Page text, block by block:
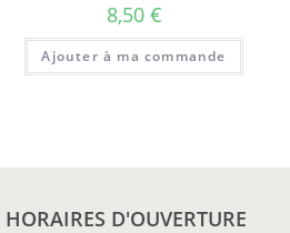
8,50 €
Ajouter à ma commande
HORAIRES D'OUVERTURE